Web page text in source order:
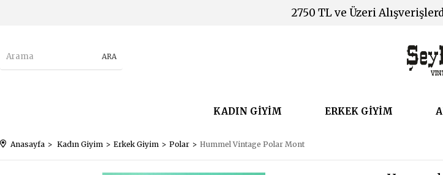
2750 TL ve Üzeri
KADIN GİYİM ERKEK GİYİM
Anasayfa Kadın Giyim Erkek Giyim Polar Hummel Vintage Polar Mont